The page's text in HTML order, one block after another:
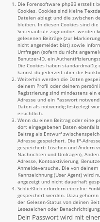
Die Forensoftware phpBB erstellt
Cookies. Cookies sind kleine
Dateien ablegt und die zwischen
bleiben. In diesen Cookies sind
Seitenaufrufe zugeordnet werden
gelesenen Beiträge (zur
nicht angemeldet bist) sowie
Umfragen (sofern du nicht
Benutzer-ID, ein
Die Cookies haben
kannst du jederzeit über die
Weiterhin werden die Daten
deinem Profil oder deinem
Registrierung sind mindestens ein
Adresse und ein Passwort
Daten als notwendig festgelegt
ersichtlich.
Wenn du einen Beitrag oder eine
dort eingegebenen Daten
Beitrag als Entwurf
Adresse gespeichert. Die IP-
gespeichert: Löschen und Ändern
Nachrichten und Umfragen),
Adresse, Kontoaktivierung,
Anmeldeversuche. Die von
Kennzeichnung (User Agent) wird
angezeigt und nicht dauerhaft
Schließlich erfordern einzelne
gespeichert werden. Dazu
der Gelesen-Status von deinen
Lesezeichen oder
Dein Passwort wird mit